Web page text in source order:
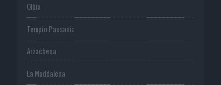
Olbia
Tempio Pausania
Arzachena
La Maddalena